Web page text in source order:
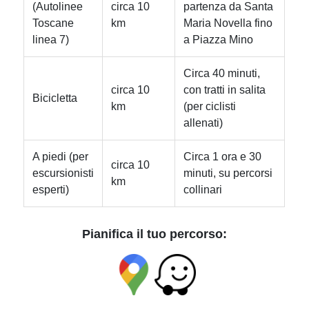
(Autolinee
Toscane
linea 7)
circa 10
km
partenza da Santa
Maria Novella fino
a Piazza Mino
Bicicletta
circa 10
km
Circa 40 minuti,
con tratti in salita
(per ciclisti
allenati)
A piedi (per
escursionisti
esperti)
circa 10
km
Circa 1 ora e 30
minuti, su percorsi
collinari
Pianifica il tuo percorso: